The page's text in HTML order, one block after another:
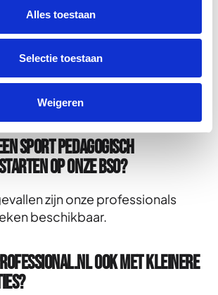
Alles toestaan
Selectie toestaan
Weigeren
BSO-locaties inhuren?
locaties binnen de
van de beschikbaarheid
inzet.
sport pedagogisch
op onze BSO?
zijn onze professionals
beschikbaar.
ook met kleinere